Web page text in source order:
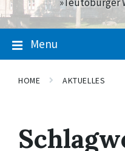
Menu
HOME AKTUELLES